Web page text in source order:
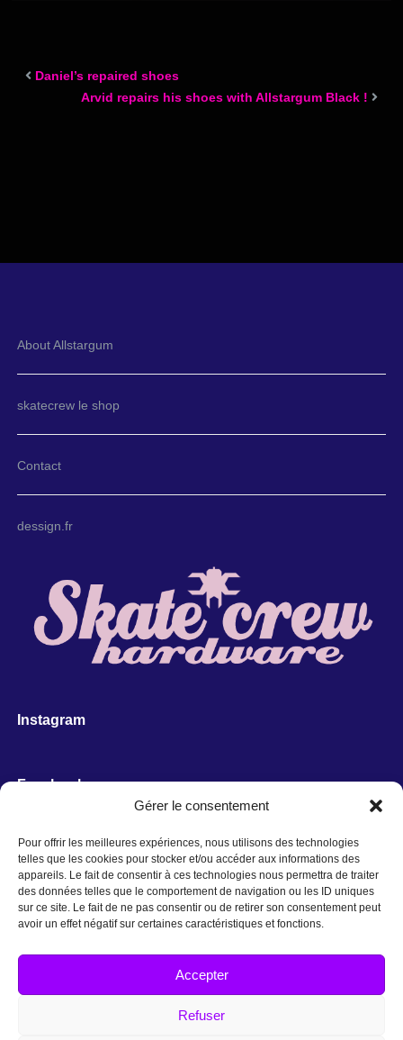
Gérer le consentement
Pour offrir les meilleures expériences, nous utilisons des technologies
telles que les cookies pour stocker et/ou accéder aux informations des
appareils. Le fait de consentir à ces technologies nous permettra de traiter
des données telles que le comportement de navigation ou les ID uniques
sur ce site. Le fait de ne pas consentir ou de retirer son consentement peut
avoir un effet négatif sur certaines caractéristiques et fonctions.
Accepter
Refuser
Daniel’s repaired shoes
Arvid repairs his shoes with Allstargum Black !
About Allstargum
skatecrew le shop
Contact
dessign.fr
Instagram
Facebook